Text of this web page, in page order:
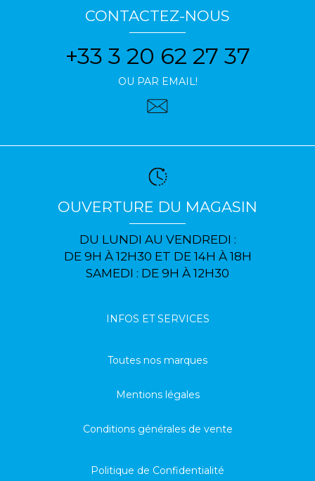
CONTACTEZ-NOUS
+33 3 20 62 27 37
OU PAR EMAIL!
OUVERTURE DU MAGASIN
DU LUNDI AU VENDREDI :
DE 9H À 12H30 ET DE 14H À 18H
SAMEDI : DE 9H À 12H30
INFOS ET SERVICES
Toutes nos marques
Mentions légales
Conditions générales de vente
Politique de Confidentialité